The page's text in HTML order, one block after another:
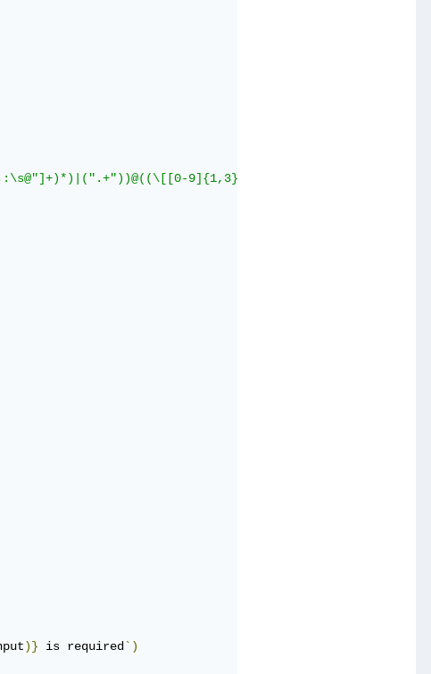
9]{1,3}\.[0-9]{1,3}\.[0-
)} is required `)